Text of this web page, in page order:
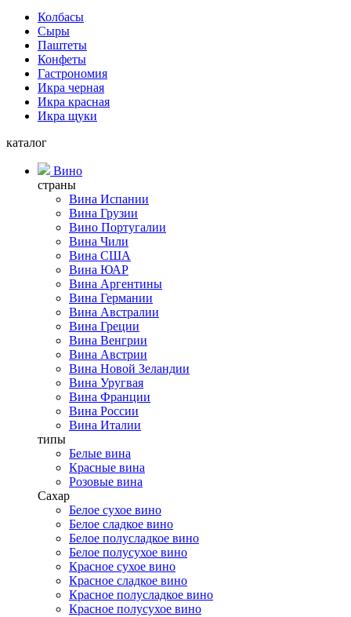
Колбасы
Сыры
Паштеты
Конфеты
Гастрономия
Икра черная
Икра красная
Икра щуки
каталог
Вино
страны
Вина Испании
Вина Грузии
Вино Португалии
Вина Чили
Вина США
Вина ЮАР
Вина Аргентины
Вина Германии
Вина Австралии
Вина Греции
Вина Венгрии
Вина Австрии
Вина Новой Зеландии
Вина Уругвая
Вина Франции
Вина России
Вина Италии
типы
Белые вина
Красные вина
Розовые вина
Сахар
Белое сухое вино
Белое сладкое вино
Белое полусладкое вино
Белое полусухое вино
Красное сухое вино
Красное сладкое вино
Красное полусладкое вино
Красное полусухое вино